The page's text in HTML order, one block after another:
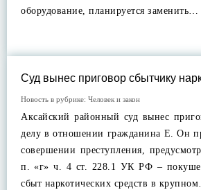
оборудование, планируется заменить…
Суд вынес приговор сбытчику
Новость в рубрике: Человек и закон
Аксайский районный суд вынес
делу в отношении гражданина Е. Он
совершении преступления,
п. «г» ч. 4 ст. 228.1 УК РФ –
сбыт наркотических средств в